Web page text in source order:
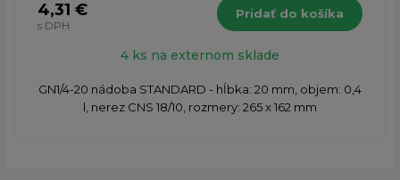
4,31 €
s DPH
Pridať do košíka
4 ks na externom sklade
GN1/4-20 nádoba STANDARD - hĺbka: 20 mm, objem: 0,4
l, nerez CNS 18/10, rozmery: 265 x 162 mm